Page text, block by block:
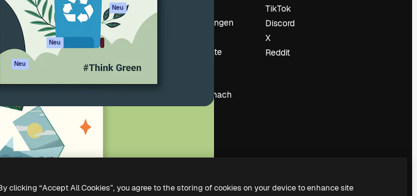
Inhalte
ChatGPT
Neu
Neu
Tools
Originale Neu
Cookie-Richtlinie
Vertrauenszentrum
Partner
Unternehmen
Veranstaltungen
Deine Inhalte
Suchst du nach
magnific.ai
TikTok
Discord
X
Reddit
vorbehalten .
clicking “Accept All Cookies”, you agree to the storing of cookies on your device to enhance site